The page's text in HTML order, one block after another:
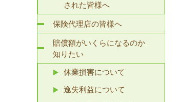
された皆様へ
保険代理店の皆様へ
賠償額がいくらになるのか
知りたい
休業損害について
逸失利益について